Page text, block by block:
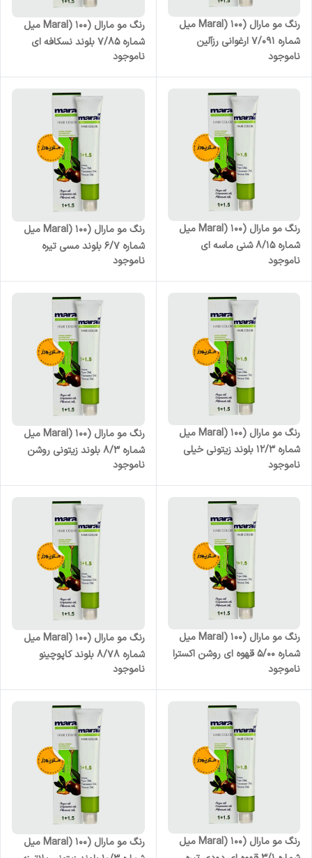
رنگ مو مارال (Maral) 100 میل
شماره 7/091 ارغوانی رزآلین
ناموجود
رنگ مو مارال (Maral) 100 میل
شماره 7/85 بلوند نسکافه ای
متوسط
ناموجود
رنگ مو مارال (Maral) 100 میل
شماره 8/15 شنی ماسه ای
ناموجود
رنگ مو مارال (Maral) 100 میل
شماره 6/7 بلوند مسی تیره
ناموجود
رنگ مو مارال (Maral) 100 میل
شماره 12/3 بلوند زیتونی خیلی
خیلی روشن
ناموجود
رنگ مو مارال (Maral) 100 میل
شماره 8/3 بلوند زیتونی روشن
ناموجود
رنگ مو مارال (Maral) 100 میل
شماره 5/00 قهوه ای روشن اکسترا
ناموجود
رنگ مو مارال (Maral) 100 میل
شماره 8/78 بلوند کاپوچینو
ناموجود
رنگ مو مارال (Maral) 100 میل
رنگ مو مارال (Maral) 100 میل